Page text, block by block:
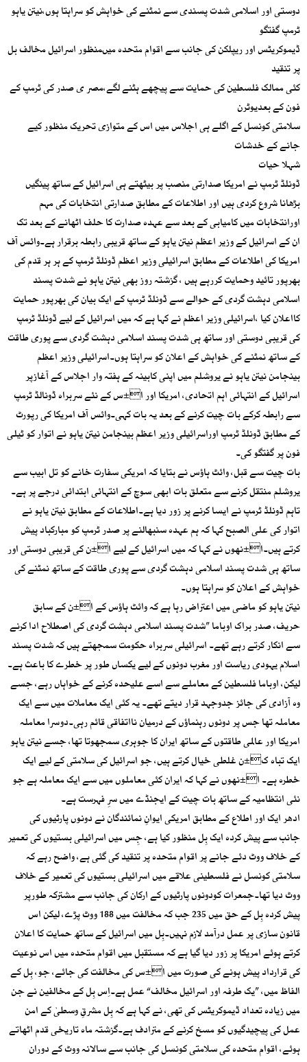
دوستی اور اسلامی شدت پسندی سے نمٹنے کی خواہش کو سراہتا ہوں،نیتن یاہو
ٹرمپ گفتگو
ڈیموکریٹس اور ریپلکن کی جانب سے اقوام متحدہ میںمنظور اسرائیل مخالف بل
پر تنقید
کئی ممالک فلسطین کی حمایت سے پیچھے ہٹنے لگے،مصر ی صدر کی ٹرمپ کے
فون کے بعدیوٹرن
سلامتی کونسل کے اگلے ہی اجلاس میں اس کے متوازی تحریک منظور کیے
جانے کے خدشات
شہلا حیات
ڈونلڈ ٹرمپ نے امریکا صدارتی منصب پر بیٹھتے ہی اسرائیل کے ساتھ پینگیں
بڑھانا شروع کردی ہیں اور اطلاعات کے مطابق صدارتی انتخابات کی مہم
اورانتخابات میں کامیابی کے بعد سے عہدہ صدارت کا حلف اٹھانے کے بعد تک
ان کے اسرائیل کے وزیر اعظم نیتن یاہو کے ساتھ قریبی رابطہ برقرار ہے۔وائس آف
امریکا کی اطلاعات کے مطابق اسرائیلی وزیر اعظم ڈونلڈ ٹرمپ کے ہر ہر قدم کی
بھرپور تائید وحمایت کررہے ہیں ، گزشتہ روز بھی نیتن یاہو نے شدت پسند
اسلامی دہشت گردی کے حوالے سے ڈونلڈ ٹرمپ کے ایک بیان کی بھرپور حمایت
کااعلان کیا ،اسرائیلی وزیر اعظم نے کہا ہے کہ میں اسرائیل کے لیے ڈونلڈ ٹرمپ
کی قریبی دوستی اور ساتھ ہی شدت پسند اسلامی دہشت گردی سے پوری طاقت
کے ساتھ نمٹنے کی خواہش کے اعلان کو سراہتا ہوں۔اسرائیلی وزیر اعظم
بینجامن نیتن یاہو نے یروشلم میں اپنی کابینہ کے ہفتہ وار اجلاس کے آغازپر
اسرائیل کے انتہائی اہم اتحادی، امریکا اور ا±س کے نئے سربراہ ڈونالڈ ٹرمپ
سے رابطہ کرکے بات چیت کرنے کے بعد یہ بات کہی۔وائس آف امریکا کی رپورٹ
کے مطابق ڈونلڈ ٹرمپ اوراسرائیلی وزیر اعظم بینجامن نیتن یاہو نے اتوار کو ٹیلی
فون پر گفتگو کی۔
بات چیت سے قبل، وائٹ ہاﺅس نے بتایا کہ امریکی سفارت خانے کو تل ابیب سے
یروشلم منتقل کرنے سے متعلق بات ابھی سوچ کے انتہائی ابتدائی درجے پر ہے۔
تاہم ڈونلڈ ٹرمپ نے ایسا کرنے پر زور دیا ہے۔اطلاعات کے مطابق نیتن یاہو نے
اتوار کی علی الصبح کہا کہ ہم عہدہ سنبھالنے پر صدر ٹرمپ کو مبارکباد پیش
کرتے ہیں۔ا±نھوں نے کہا کہ میں اسرائیل کے لیے ا±ن کی قریبی دوستی اور
ساتھ ہی شدت پسند اسلامی دہشت گردی سے پوری طاقت کے ساتھ نمٹنے کی
خواہش کے اعلان کو سراہتا ہوں۔
نیتن یاہو کو ماضی میں اعتراض رہا ہے کہ وائٹ ہاﺅس کے ا±ن کے سابق
حریف، صدر براک اوباما ”شدت پسند اسلامی دہشت گردی کی اصطلاح ادا کرنے
سے انکار کرتے رہے تھے۔ اسرائیلی سربراہ حکومت سمجھتے ہیں کہ شدت پسند
اسلام یہودی ریاست اور مغرب دونوں کے لیے یکساں طور پر خطرے کا باعث ہے۔
لیکن، اوباما فلسطین کے معاملے سے اسے علیحدہ کرنے کے خواہاں رہے، جسے
وہ آزادی کی جائز جدوجہد قرار دیتے تھے۔ یہ کئی ایک معاملات میں سے ایک
معاملہ تھا جس پر دونوں رہنماﺅں کے درمیان نااتفاقی قائم رہی۔دوسرا معاملہ
امریکا اور عالمی طاقتوں کے ساتھ ایران کا جوہری سمجھوتا تھا، جسے نیتن یاہو
ایک تباہ ک±ن غلطی خیال کرتے ہیں، جو اسرائیل کی سلامتی کے لیے ایک
خطرہ ہے۔ ا±نھوں نے کہا کہ ایران کئی معاملوں میں سے ایک معاملہ ہے جو
نئی انتظامیہ کے ساتھ بات چیت کے ایجنڈے میں سرِ فہرست ہے۔
ادھر ایک اور اطلاع کے مطابق امریکی ایوانِ نمائندگان نے دونوں پارٹیوں کی
جانب سے پیش کردہ ایک بِل منظور کیا ہے، جِس میں اسرائیلی بستیوں کی تعمیر
کے خلاف ووٹ دئے جانے پر اقوام متحدہ پر تنقید کی گئی ہے، واضح رہے کہ
سلامتی کونسل نے فلسطینی علاقے میں اسرائیلی بستیوں کی تعمیر کے خلاف
ووٹ دیا تھا۔جمعرات کودونوں پارٹیوں کے ارکان کی جانب سے مشترکہ طورپر
پیش کردہ بِل کے حق میں 235 جب کہ مخالفت میں 188 ووٹ پڑے، لیکن اس
قانون سازی پر عمل درآمد لازم نہیں۔بِل میں اسرائیل کے ساتھ حمایت کا اعلان
کرتے ہوئے امریکا پر زور دیا گیا ہے کہ مستقبل میں اقوام متحدہ میں اس نوعیت
کی قرارداد پیش ہونے کی صورت میں ا±س کی مخالفت کی جائے، جو، بِل کے
الفاظ میں، ”یک طرفہ اور اسرائیل مخالف“ عمل ہے۔اِس بِل کے مخالفین نے جن
میں زیادہ تعداد ڈیموکریٹس کی تھی، نے کہا ہے کہ بِل مشرقِ وسطیٰ کے امن
عمل کی پیچیدگیوں کو مسخ کرنے کے مترادف ہے۔گزشتہ ماہ تاریخی قدم اٹھاتے
ہوئے، اقوام متحدہ کی سلامتی کونسل کی جانب سے سالانہ ووٹ کے دوران